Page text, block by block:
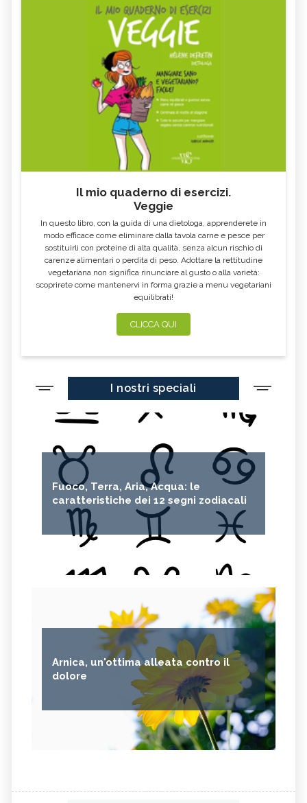
Il mio quaderno di esercizi.
Veggie
In questo libro, con la guida di una dietologa, apprenderete in
modo efficace come eliminare dalla tavola carne e pesce per
sostituirli con proteine di alta qualità, senza alcun rischio di
carenze alimentari o perdita di peso. Adottare la rettitudine
vegetariana non significa rinunciare al gusto o alla varietà:
scoprirete come mantenervi in forma grazie a menu vegetariani
equilibrati!
CLICCA QUI
I nostri speciali
Fuoco, Terra, Aria, Acqua: le
caratteristiche dei 12 segni zodiacali
Arnica, un'ottima alleata contro il
dolore